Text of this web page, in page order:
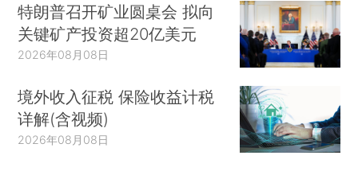
特朗普召开矿业圆桌会 拟向
关键矿产投资超20亿美元
2026年08月08日
境外收入征税 保险收益计税
详解(含视频)
2026年08月08日